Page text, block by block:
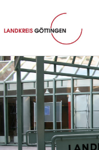
Zum Hauptinhalt springen